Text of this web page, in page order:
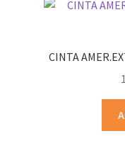
CINTA